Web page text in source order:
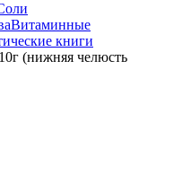
Витаминные
книги
(нижняя челюсть